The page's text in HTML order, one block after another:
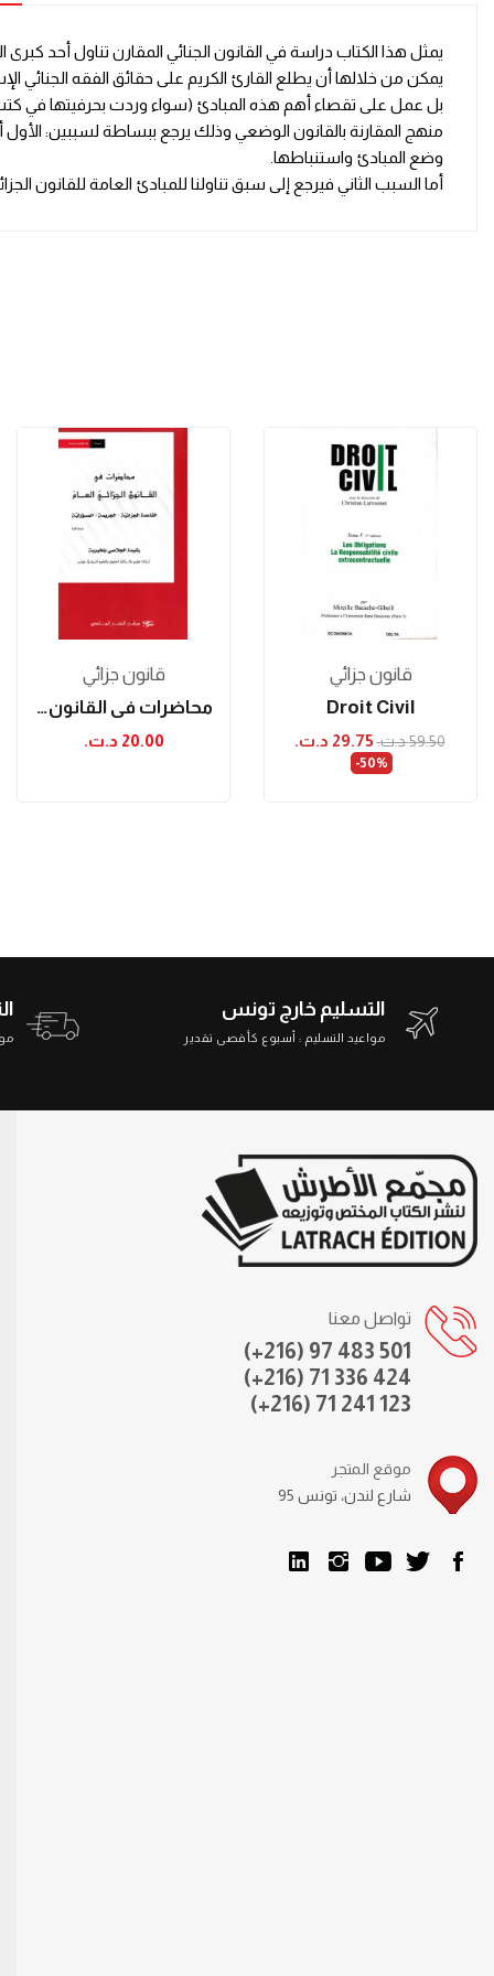
يمثل هذا الكتاب دراسة في القانون الجنائي المقارن تناول أحد
يمكن من خلالها أن يطلع القارئ الكريم على حقائق الفقه الجنائي
بل عمل على تقصاء أهم هذه المبادئ (سواء وردت بحرفيتها في كتب
منهج المقارنة بالقانون الوضعي وذلك يرجع ببساطة لسببين: الأول
وضع المبادئ واستنباطها.
أما السبب الثاني فيرجع إلى سبق تناولنا للمبادئ العامة للقانون
قانون جزائي
محاضرات في القانون الجزائي العام - طبعة ثانية
20.00 د.ت.‏
قانون جزائي
Droit Civil
59.50 د.ت.‏ 29.75 د.ت.‏
‎-50%
التسليم خارج تونس
مواعيد التسليم : أسبوع كأقصى تقدير
تواصل معنا
(+216) 97 483 501
(+216) 71 336 424
(+216) 71 241 123
موقع المتجر
95 شارع لندن، تونس